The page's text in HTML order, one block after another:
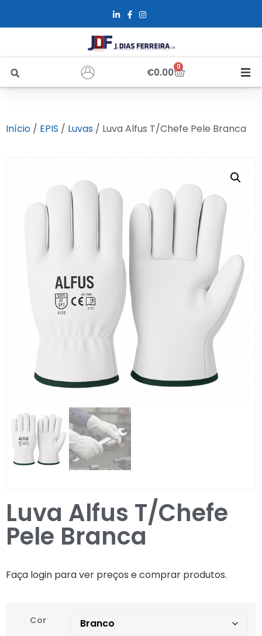
€0.00 0
Sobre Nós
Alfus
Recrutamento
Contactos
Entrar / Registar
Início / EPIS / Luvas / Luva Alfus T/Chefe Pele Branca
Luva Alfus T/Chefe
Pele Branca
Faça login para ver preços e comprar produtos.
Cor